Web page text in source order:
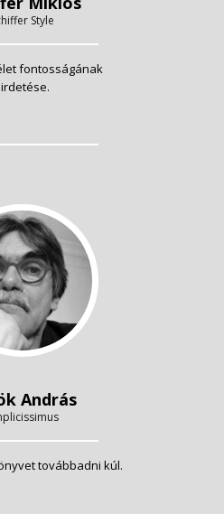
Style
fontosságának
András
továbbadni kúl.